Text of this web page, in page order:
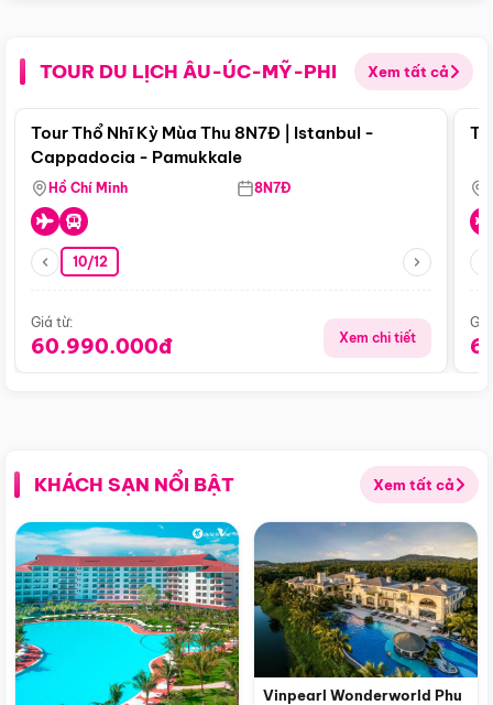
TOUR DU LỊCH ÂU-ÚC-MỸ-PHI Xem tất cả
Điểm nổi bật
Tour Thổ Nhĩ Kỳ Mùa Thu 8N7Đ | Istanbul -
Cappadocia - Pamukkale
Hồ Chí Minh 8N7Đ
10/12
Giá từ:
60.990.000đ Xem chi tiết
KHÁCH SẠN NỔI BẬT Xem tất cả
Vinpearl Wonderworld Phu